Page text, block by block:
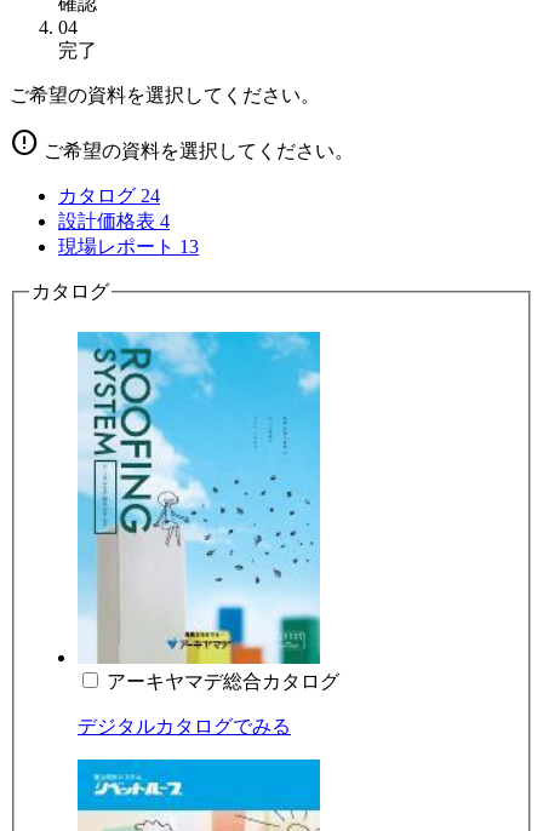
04
完了
ご希望の資料を選択してください。
error ご希望の資料を選択してください。
カタログ 24
設計価格表 4
現場レポート 13
カタログ
アーキヤマデ総合カタログ
デジタルカタログでみる